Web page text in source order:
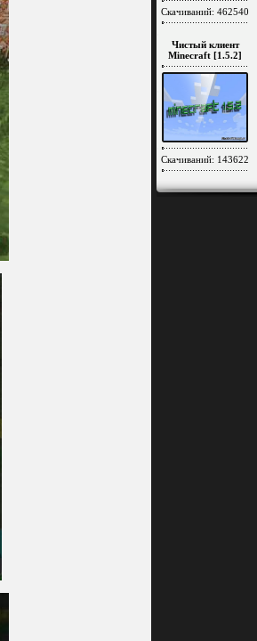
Скачиваний: 462540
Чистый клиент
Minecraft [1.5.2]
Скачиваний: 143622